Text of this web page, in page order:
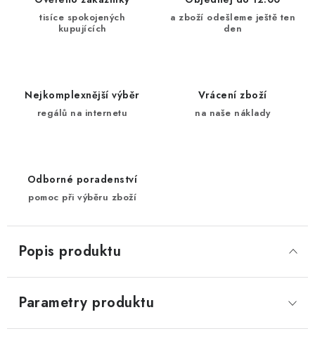
tisíce spokojených
kupujících
a zboží odešleme ještě ten
den
Nejkomplexnější výběr
regálů na internetu
Vrácení zboží
na naše náklady
Odborné poradenství
pomoc při výběru zboží
Popis produktu
Parametry produktu